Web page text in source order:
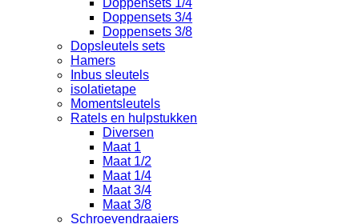
Doppensets 3/4
Doppensets 3/8
Dopsleutels sets
Hamers
Inbus sleutels
isolatietape
Momentsleutels
Ratels en hulpstukken
Diversen
Maat 1
Maat 1/2
Maat 1/4
Maat 3/4
Maat 3/8
Schroevendraaiers